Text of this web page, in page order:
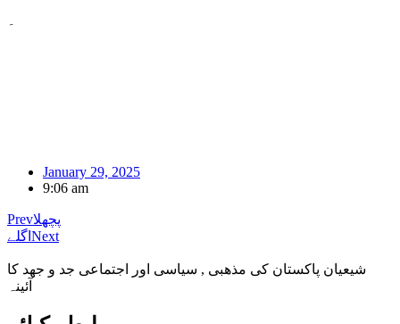
January 29, 2025
9:06 am
Prevپچھلا
اگلے Next
شیعیان پاکستان کی مذهبی , سیاسی اور اجتماعی جد و جهد کا
آئینہ